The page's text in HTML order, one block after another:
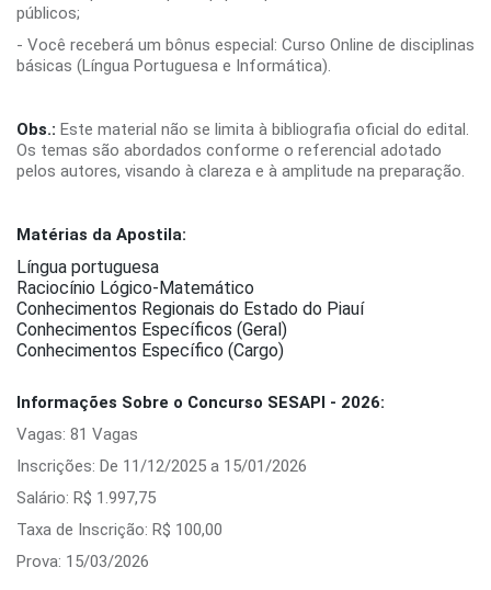
públicos;
- Você receberá um bônus especial: Curso Online de disciplinas
básicas (Língua Portuguesa e Informática).
Obs.: Este material não se limita à bibliografia oficial do edital.
Os temas são abordados conforme o referencial adotado
pelos autores, visando à clareza e à amplitude na preparação.
Matérias da Apostila:
Língua portuguesa
Raciocínio Lógico-Matemático
Conhecimentos Regionais do Estado do Piauí
Conhecimentos Específicos (Geral)
Conhecimentos Específico (Cargo)
Informações Sobre o Concurso SESAPI - 2026:
Vagas: 81 Vagas
Inscrições: De 11/12/2025 a 15/01/2026
Salário: R$ 1.997,75
Taxa de Inscrição: R$ 100,00
Prova: 15/03/2026